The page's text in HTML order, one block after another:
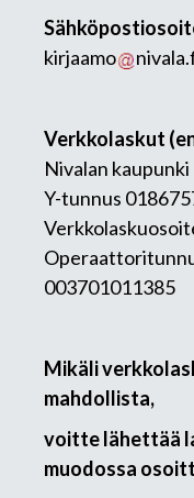
kirjaamo
Verkkolaskut
Nivalan kaupunki
Y-tunnus
003701011385
Mikäli
mahdollista,
voitte lähettää
muodossa